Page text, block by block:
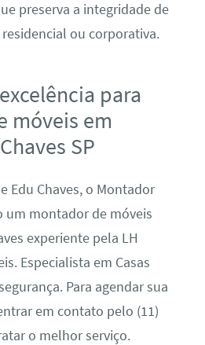
preserva a integridade de
ou corporativa.
para
móveis em
SP
Edu Chaves, o Montador
um montador de móveis
experiente pela LH
Especialista em Casas
Para agendar sua
em contato pelo (11)
o melhor serviço.